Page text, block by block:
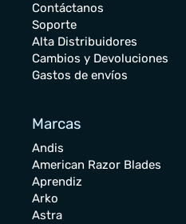
Contáctanos
Soporte
Alta Distribuidores
Cambios y Devoluciones
Gastos de envíos
Marcas
Andis
American Razor Blades
Aprendiz
Arko
Astra